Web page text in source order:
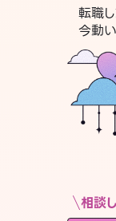
転職し
今動
相談